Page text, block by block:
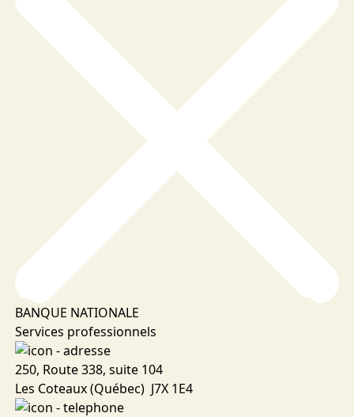
BANQUE NATIONALE
Services professionnels
250, Route 338, suite 104
Les Coteaux (Québec) J7X 1E4